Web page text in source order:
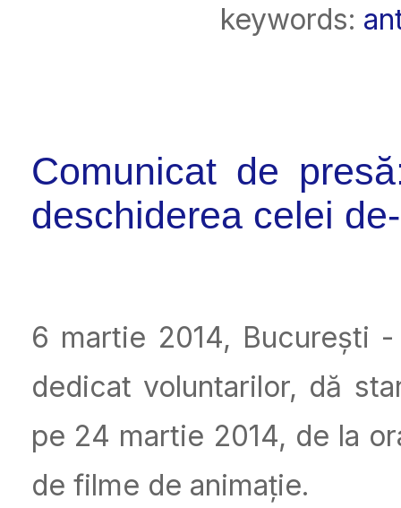
keywords:
Comunicat de
deschiderea celei
6 martie 2014, București
dedicat voluntarilor, dă
pe 24 martie 2014, de la
de filme de animație.